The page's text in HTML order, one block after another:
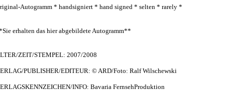
Autogramm * handsigniert * hand signed * selten * rarely *
erhalten das hier abgebildete Autogramm**
ZEIT/STEMPEL: 2007/2008
PUBLISHER/EDITEUR: © ARD/Foto: Ralf Wilschewski
INFO: Bavaria FernsehProduktion